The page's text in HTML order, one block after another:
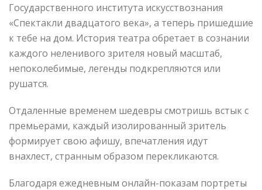
Государственного института искусствознания
«Спектакли двадцатого века», а теперь пришедшие
к тебе на дом. История театра обретает в сознании
каждого неленивого зрителя новый масштаб,
непоколебимые, легенды подкрепляются или
рушатся.
Отдаленные временем шедевры смотришь встык с
премьерами, каждый изолированный зритель
формирует свою афишу, впечатления идут
внахлест, странным образом перекликаются.
Благодаря ежедневным онлайн-показам портреты